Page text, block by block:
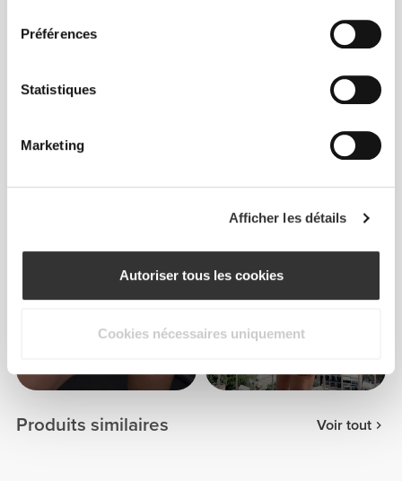
Préférences
Statistiques
Marketing
Afficher les détails
Autoriser tous les cookies
Cookies nécessaires uniquement
3
Produits similaires Voir tout